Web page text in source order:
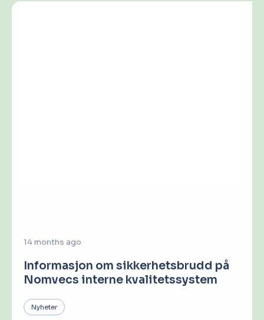
14 months ago
Informasjon om sikkerhetsbrudd på
Nomvecs interne kvalitetssystem
Nyheter